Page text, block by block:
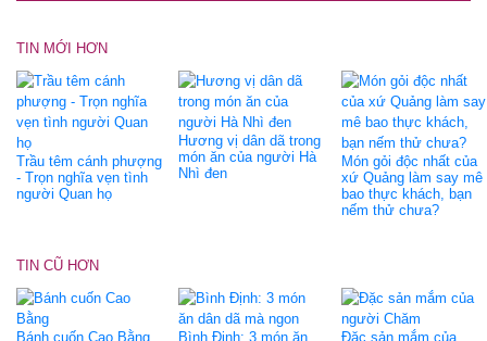
TIN MỚI HƠN
Trầu têm cánh phượng
- Trọn nghĩa vẹn tình
người Quan họ
Hương vị dân dã trong
món ăn của người Hà
Nhì đen
Món gỏi độc nhất của
xứ Quảng làm say mê
bao thực khách, bạn
nếm thử chưa?
TIN CŨ HƠN
Bánh cuốn Cao Bằng Bình Định: 3 món ăn Đặc sản mắm của